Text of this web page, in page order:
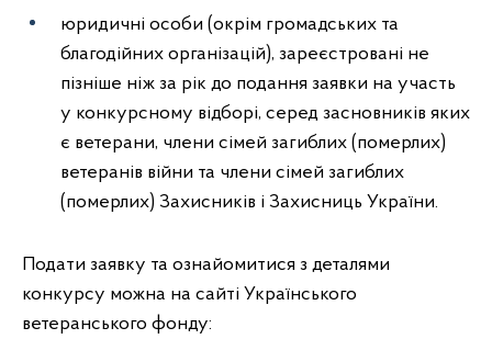
юридичні особи (окрім громадських та
благодійних організацій), зареєстровані не
пізніше ніж за рік до подання заявки на участь
у конкурсному відборі, серед засновників яких
є ветерани, члени сімей загиблих (померлих)
ветеранів війни та члени сімей загиблих
(померлих) Захисників і Захисниць України.
Подати заявку та ознайомитися з деталями
конкурсу можна на сайті Українського
ветеранського фонду: